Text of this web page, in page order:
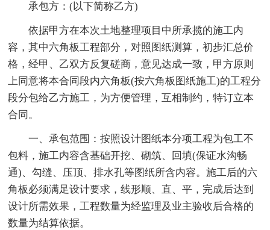
承包方：(以下简称乙方)
依据甲方在本次土地整理项目中所承揽的施工内
容，其中六角板工程部分，对照图纸测算，初步汇总价
格，经甲、乙双方反复磋商，意见达成一致，甲方原则
上同意将本合同段内六角板(按六角板图纸施工)的工程分
段分包给乙方施工，为方便管理，互相制约，特订立本
合同。
一、承包范围：按照设计图纸本分项工程为包工不
包料，施工内容含基础开挖、砌筑、回填(保证水沟畅
通)、勾缝、压顶、排水孔等图纸所含内容。施工后的六
角板必须满足设计要求，线形顺、直、平，完成后达到
设计所需效果，工程数量为经监理及业主验收后合格的
数量为结算依据。